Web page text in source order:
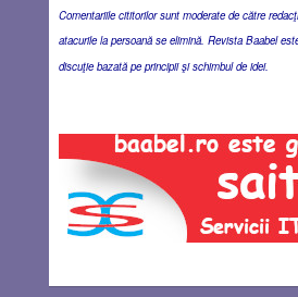
Comentariile cititorilor sunt moderate de către
atacurile la persoană se elimină. Revista Baabel
discuţie bazată pe principii şi schimbul de idei.